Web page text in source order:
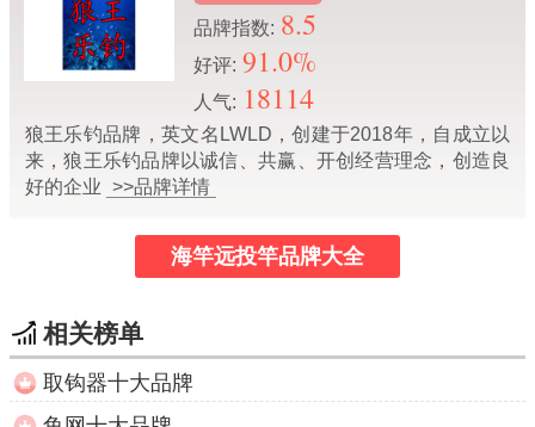
品牌指数: 8.5
好评: 91.0%
人气: 18114
狼王乐钓品牌，英文名LWLD，创建于2018年，自成立以
来，狼王乐钓品牌以诚信、共赢、开创经营理念，创造良
好的企业 >>品牌详情
海竿远投竿品牌大全
相关榜单
取钩器十大品牌